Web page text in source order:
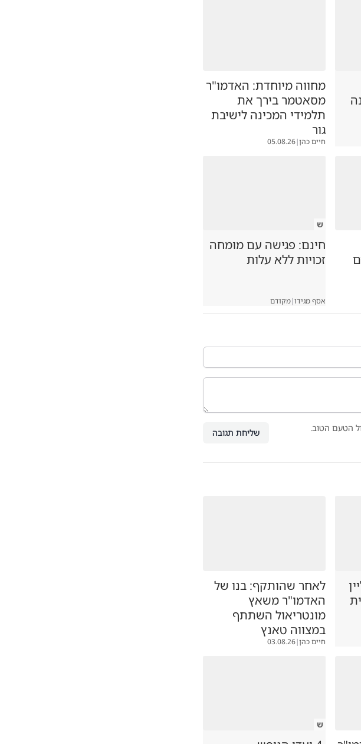
מחווה מיוחדת: האדמו"ר
מסאטמר בירך את
תלמידי המכינה לישיבת
גור
חיים כהן|
05.08.26
ש
חינם: פגישה עם מומחה
זכויות ללא עלות
אסף מגידו|מקודם
הטעם הטוב. שליחת תגובה
לאחר שהותקף: בנו של
האדמו"ר משאץ
מונטריאול השתתף
במצווה טאנץ
חיים כהן|
03.08.26
ש